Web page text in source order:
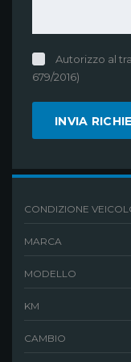
Autorizzo al
679/2016)
CONDIZIONE
MARCA
MODELLO
KM
CAMBIO